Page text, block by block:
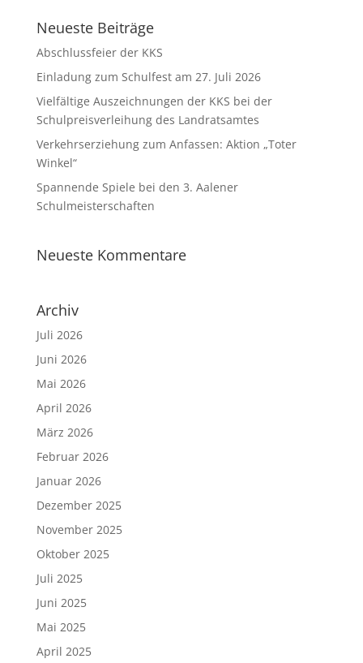
Neueste Beiträge
Abschlussfeier der KKS
Einladung zum Schulfest am 27. Juli 2026
Vielfältige Auszeichnungen der KKS bei der
Schulpreisverleihung des Landratsamtes
Verkehrserziehung zum Anfassen: Aktion „Toter
Winkel“
Spannende Spiele bei den 3. Aalener
Schulmeisterschaften
Neueste Kommentare
Archiv
Juli 2026
Juni 2026
Mai 2026
April 2026
März 2026
Februar 2026
Januar 2026
Dezember 2025
November 2025
Oktober 2025
Juli 2025
Juni 2025
Mai 2025
April 2025